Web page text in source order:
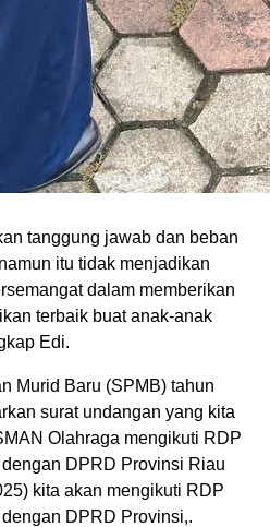
tanggung jawab dan beban
itu tidak menjadikan
dalam memberikan
terbaik buat anak-anak
Edi.
Murid Baru (SPMB) tahun
surat undangan yang kita
Olahraga mengikuti RDP
DPRD Provinsi Riau
kita akan mengikuti RDP
DPRD Provinsi,.